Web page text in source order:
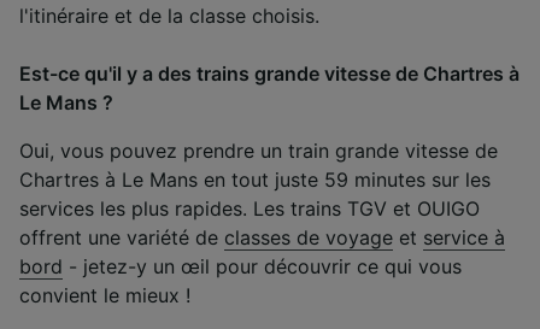
l'itinéraire et de la classe choisis.
Est-ce qu'il y a des trains grande vitesse de Chartres à
Le Mans ?
Oui, vous pouvez prendre un train grande vitesse de
Chartres à Le Mans en tout juste 59 minutes sur les
services les plus rapides. Les trains TGV et OUIGO
offrent une variété de classes de voyage et service à
bord - jetez-y un œil pour découvrir ce qui vous
convient le mieux !